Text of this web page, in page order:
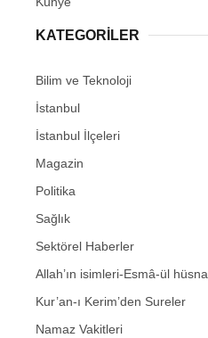
KATEGORİLER
Bilim ve Teknoloji
İstanbul
İstanbul İlçeleri
Magazin
Politika
Sağlık
Sektörel Haberler
Allah’ın isimleri-Esmâ-ül hüsna
Kur’an-ı Kerim’den Sureler
Namaz Vakitleri